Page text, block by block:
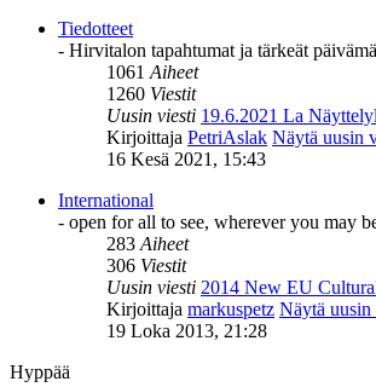
Tiedotteet
- Hirvitalon tapahtumat ja tärkeät
1061 Aiheet
1260 Viestit
Uusin viesti 19.6.2021 La
Kirjoittaja PetriAslak Näytä uusin
16 Kesä 2021, 15:43
International
- open for all to see, wherever you may
283 Aiheet
306 Viestit
Uusin viesti 2014 New EU
Kirjoittaja markuspetz Näytä uusin
19 Loka 2013, 21:28
Hyppää